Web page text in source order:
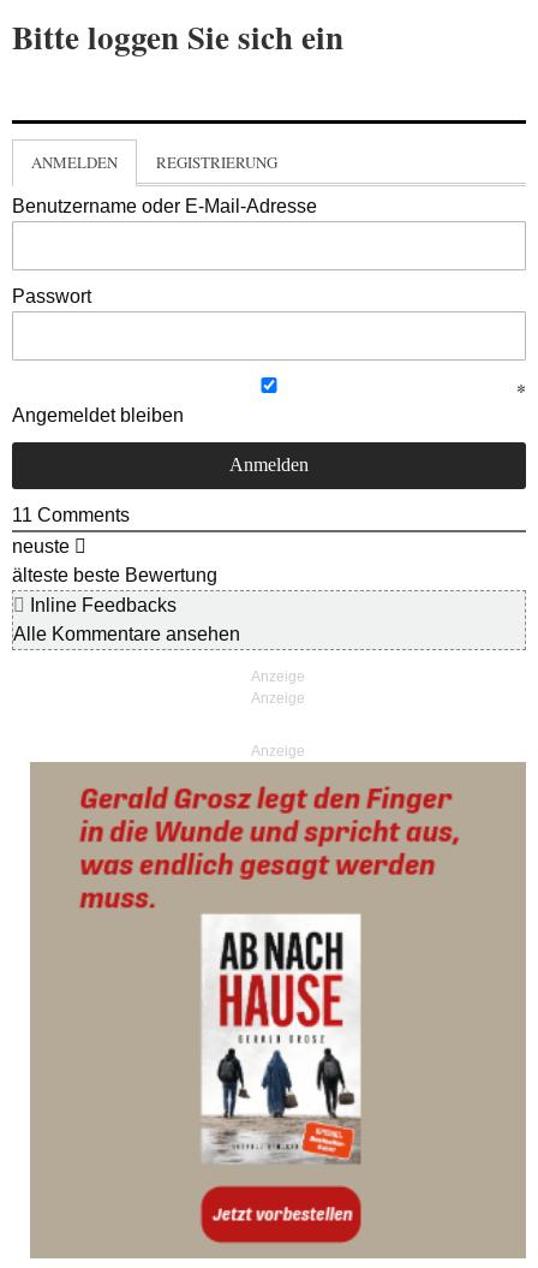
Bitte loggen Sie sich ein
ANMELDEN REGISTRIERUNG
Benutzername oder E-Mail-Adresse
Passwort
Angemeldet bleiben
11 Comments
neuste
älteste beste Bewertung
Inline Feedbacks
Alle Kommentare ansehen
Anzeige